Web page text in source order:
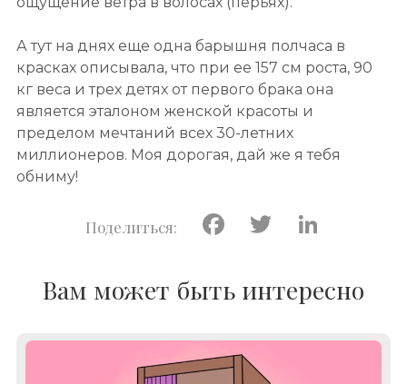
А тут на днях еще одна барышня полчаса в
красках описывала, что при ее 157 см роста, 90
кг веса и трех детях от первого брака она
является эталоном женской красоты и
пределом мечтаний всех 30-летних
миллионеров. Моя дорогая, дай же я тебя
обниму!
Facebook
Twitter
Вам может быть интересно